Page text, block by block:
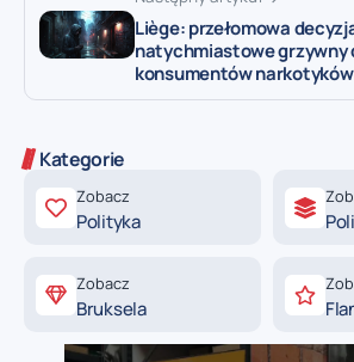
Liège: przełomowa
natychmiastowe grzywny
konsumentów narkotyków
Kategorie
Zobacz
Polityka
Zobacz
Bruksela